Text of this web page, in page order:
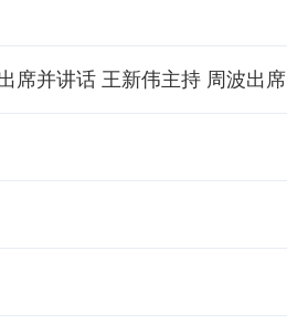
席并讲话 王新伟主持 周波出席